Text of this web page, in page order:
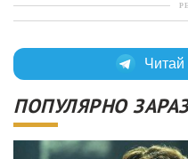
Читай
ПОПУЛЯРНО